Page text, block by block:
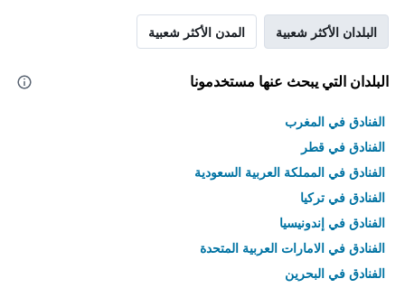
البلدان الأكثر شعبية المدن الأكثر شعبية
البلدان التي يبحث عنها مستخدمونا
الفنادق في المغرب
الفنادق في قطر
الفنادق في المملكة العربية السعودية
الفنادق في تركيا
الفنادق في إندونيسيا
الفنادق في الامارات العربية المتحدة
الفنادق في البحرين